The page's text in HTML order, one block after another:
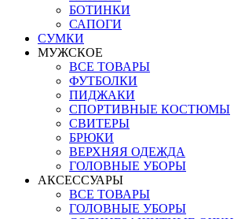
БОТИНКИ
САПОГИ
СУМКИ
МУЖСКОЕ
ВСЕ ТОВАРЫ
ФУТБОЛКИ
ПИДЖАКИ
СПОРТИВНЫЕ КОСТЮМЫ
СВИТЕРЫ
БРЮКИ
ВЕРХНЯЯ ОДЕЖДА
ГОЛОВНЫЕ УБОРЫ
АКСЕССУАРЫ
ВСЕ ТОВАРЫ
ГОЛОВНЫЕ УБОРЫ